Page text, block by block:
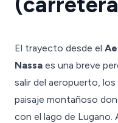
El trayecto desde el
Nassa es una breve
salir del aeropuerto,
paisaje montañoso
con el lago de Lugano.